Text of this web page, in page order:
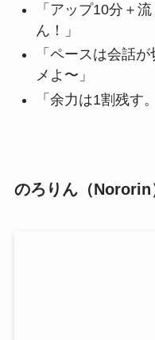
「アップ10分＋
ん！」
「ペースは会話
メよ〜」
「余力は1割残す
のろりん（Nororin